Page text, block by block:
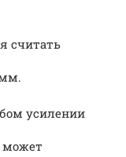
считать
усилении
может